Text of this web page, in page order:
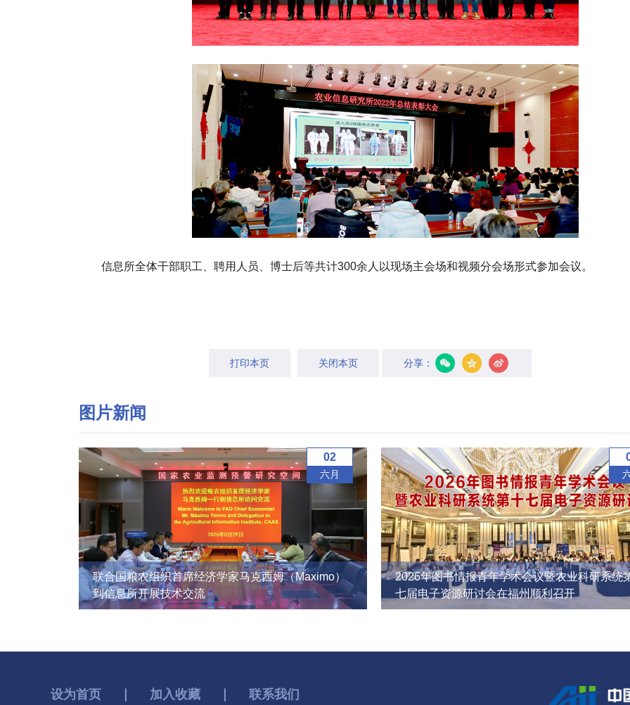
信息所全体干部职工、聘用人员、博士后等共计300余人以现场主会场和视频分会场形式参加会议。
打印本页 关闭本页 分享：
图片新闻
联合国粮农组织首席经济学家马克西姆（Maximo）
到信息所开展技术交流
02
六月
2026年图书情报青年学术会议暨农业科研系统
七届电子资源研讨会在福州顺利召开
设为首页 加入收藏 联系我们